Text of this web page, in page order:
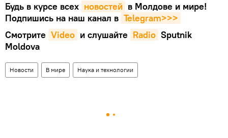
Будь в курсе всех новостей в Молдове и мире!
Подпишись на наш канал в Telegram>>>
Смотрите Video и слушайте Radio Sputnik
Moldova
Новости В мире Наука и технологии